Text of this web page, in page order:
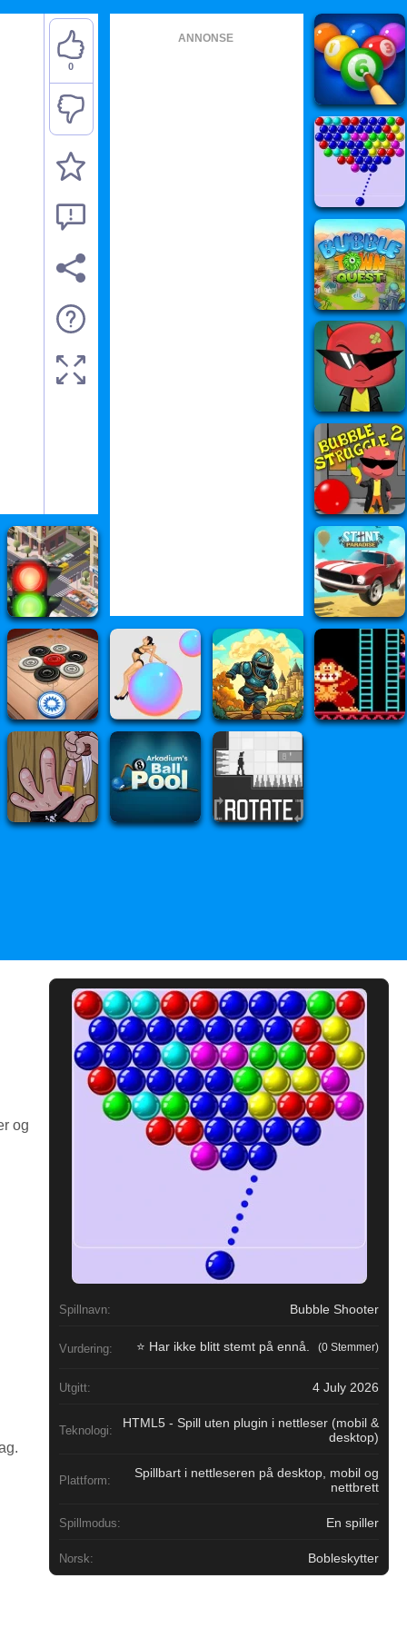
og
Spillnavn: Bubble Shooter
Vurdering: ⭐ Har ikke blitt stemt på ennå. (0 Stemmer)
Utgitt: 4 July 2026
Teknologi:
HTML5 - Spill uten plugin i nettleser (mobil &
desktop)
Plattform:
Spillbart i nettleseren på desktop, mobil og
nettbrett
Spillmodus: En spiller
Norsk: Bobleskytter
0
ANNONSE